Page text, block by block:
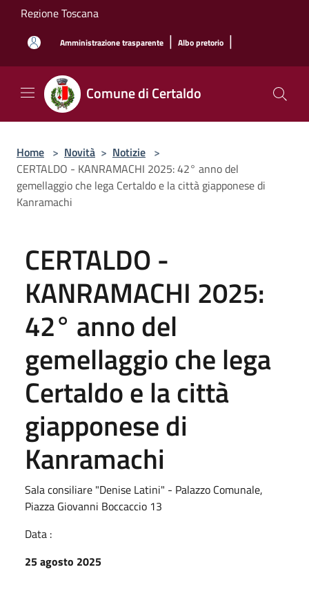
Salta al contenuto principale
Regione Toscana
Amministrazione trasparente | Albo pretorio |
Comune di Certaldo
Home > Novità > Notizie >
CERTALDO - KANRAMACHI 2025: 42° anno del
gemellaggio che lega Certaldo e la città giapponese di
Kanramachi
CERTALDO -
KANRAMACHI 2025:
42° anno del
gemellaggio che lega
Certaldo e la città
giapponese di
Kanramachi
Sala consiliare "Denise Latini" - Palazzo Comunale,
Piazza Giovanni Boccaccio 13
Data :
25 agosto 2025